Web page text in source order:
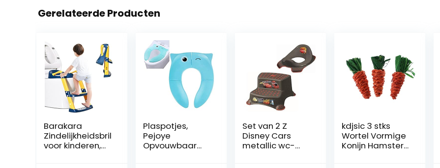
Gerelateerde Producten
Barakara
Zindelijkheidsbril
voor kinderen,
Plaspotjes,
Pejoye
Opvouwbaar
Set van 2 Z
Disney Cars
metallic wc-
kdjsic 3 stks
Wortel Vormige
Konijn Hamster